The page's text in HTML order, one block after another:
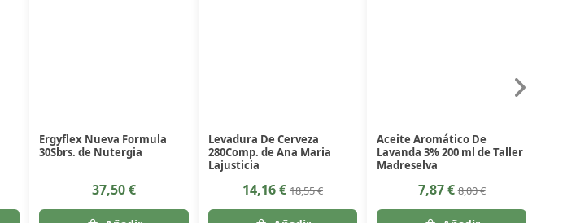
Ergyflex Nueva Formula
30Sbrs. de Nutergia
37,50 €
Levadura De Cerveza
280Comp. de Ana Maria
Lajusticia
14,16 € 18,55 €
Aceite Aromático De
Lavanda 3% 200 ml de Taller
Madreselva
7,87 €8,00 €